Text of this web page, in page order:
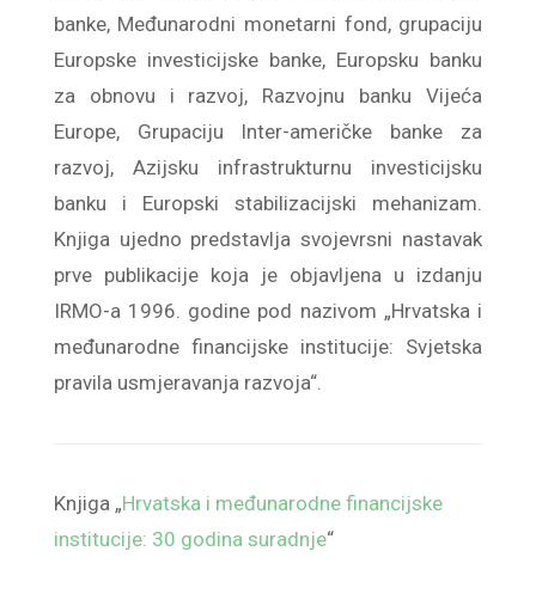
banke, Međunarodni monetarni fond, grupaciju
Europske investicijske banke, Europsku banku
za obnovu i razvoj, Razvojnu banku Vijeća
Europe, Grupaciju Inter-američke banke za
razvoj, Azijsku infrastrukturnu investicijsku
banku i Europski stabilizacijski mehanizam.
Knjiga ujedno predstavlja svojevrsni nastavak
prve publikacije koja je objavljena u izdanju
IRMO-a 1996. godine pod nazivom „Hrvatska i
međunarodne financijske institucije: Svjetska
pravila usmjeravanja razvoja“.
Knjiga „Hrvatska i međunarodne financijske
institucije: 30 godina suradnje“